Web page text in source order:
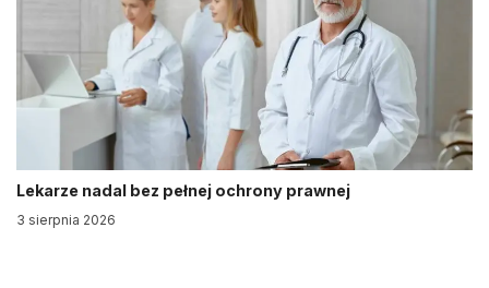
Lekarze nadal bez pełnej ochrony prawnej
3 sierpnia 2026